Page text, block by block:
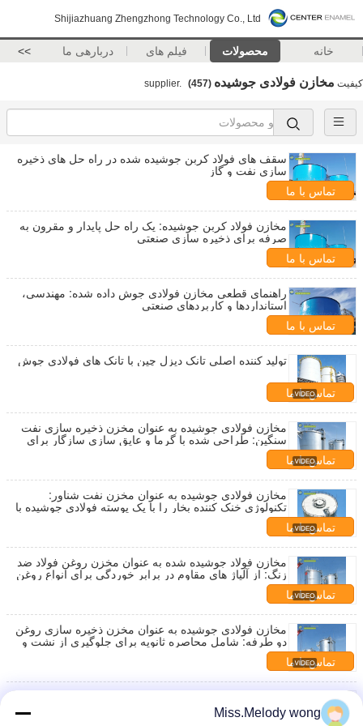
Shijiazhuang Zhengzhong Technology Co., Ltd
خانه محصولات فیلم های دربارهی ما >>
کیفیت مخازن فولادی جوشیده (457)
سقف های فولاد کربن جوشیده شده در راه حل های ذخیره
سازی نفت و گاز
تماس با ما
مخازن فولاد کربن جوشیده: یک راه حل پایدار و مقرون به
صرفه برای ذخیره سازی صنعتی
تماس با ما
راهنمای قطعی مخازن فولادی جوش داده شده: مهندسی،
استانداردها و کاربردهای صنعتی
تماس با ما
تولید کننده اصلی تانک دیزل چین با تانک های فولادی جوش
تماس با ما
مخازن فولادی جوشیده به عنوان مخزن ذخیره سازی نفت
سنگین: طراحی شده با گرما و عایق سازی سازگار برای
محصولات با لزگی بالا
تماس با ما
مخازن فولادی جوشیده به عنوان مخزن نفت شناور:
تکنولوژی خنک کننده بخار را با یک پوسته فولادی جوشیده با
قدرت بالا ادغام می کند
تماس با ما
مخازن فولاد جوشیده شده به عنوان مخزن روغن فولاد ضد
زنگ: از آلیاژ های مقاوم در برابر خوردگی برای انواع روغن
با خلوص بالا یا تهاجمی استفاده می کند
تماس با ما
مخازن فولادی جوشیده به عنوان مخزن ذخیره سازی روغن
دو طرفه: شامل محاصره ثانویه برای جلوگیری از نشت و
آسیب زیست محیطی است
تماس با ما
انعطاف پذیری ساختاری بالا را برای احتباس نفت زیر آب
ایمن فراهم می کند
Miss.Melody wong